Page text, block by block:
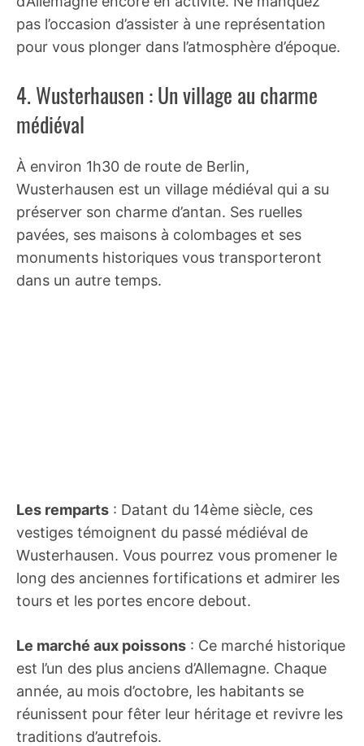
pas l’occasion d’assister à une représentation
pour vous plonger dans l’atmosphère d’époque.
4. Wusterhausen : Un village au charme
médiéval
À environ 1h30 de route de Berlin,
Wusterhausen est un village médiéval qui a su
préserver son charme d’antan. Ses ruelles
pavées, ses maisons à colombages et ses
monuments historiques vous transporteront
dans un autre temps.
Les remparts : Datant du 14ème siècle, ces
vestiges témoignent du passé médiéval de
Wusterhausen. Vous pourrez vous promener le
long des anciennes fortifications et admirer les
tours et les portes encore debout.
Le marché aux poissons : Ce marché historique
est l’un des plus anciens d’Allemagne. Chaque
année, au mois d’octobre, les habitants se
réunissent pour fêter leur héritage et revivre les
traditions d’autrefois.